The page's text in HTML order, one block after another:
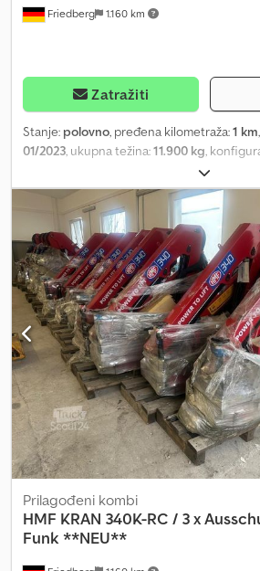
Friedberg 1.160 km
Zatražiti
Stanje: polovno, pređena kilometraža:1 km
01/2023, ukupna težina:11.900 kg,
2023
RC utovarna dizalica * Godina proizvodnje:
uključujući radio daljinsko upravljanje * 3
5 + 6 hidrauličnih sekcija za upravljanje
stabilizatori * Dokumentacija je kompletna
??dostupno više komada?? * više slika i
putem Whatsapp-a * Podaci su bez
Prilagođeni kombi
HMF KRAN 340K-RC / 3 x
Funk **NEU**